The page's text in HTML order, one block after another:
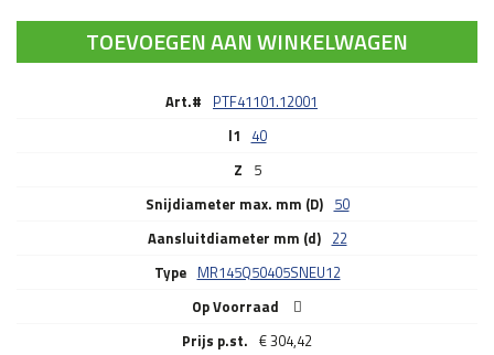
TOEVOEGEN AAN WINKELWAGEN
Art.# PTF41101.12001
l1 40
Z 5
Snijdiameter max. mm (D) 50
Aansluitdiameter mm (d) 22
Type MR145Q50405SNEU12
Op Voorraad
€304,42